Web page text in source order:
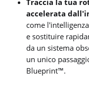
Traccia la tua
accelerata
come
e sostituire
da un sistema
un unico
Blueprint™.